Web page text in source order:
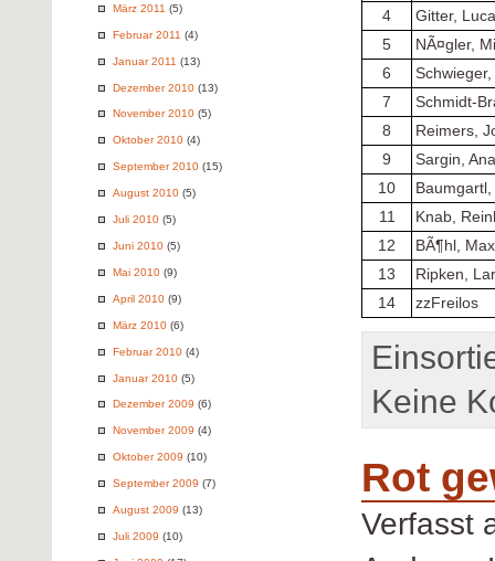
März 2011 (5)
Februar 2011 (4)
Januar 2011 (13)
Dezember 2010 (13)
November 2010 (5)
Oktober 2010 (4)
September 2010 (15)
August 2010 (5)
Juli 2010 (5)
Juni 2010 (5)
Mai 2010 (9)
April 2010 (9)
März 2010 (6)
Februar 2010 (4)
Januar 2010 (5)
Dezember 2009 (6)
November 2009 (4)
Oktober 2009 (10)
September 2009 (7)
August 2009 (13)
Juli 2009 (10)
4
Gitter,
5
NÃ¤gler,
6
7
Schmidt-
8
Reimers,
9
Sargin,
10
11
Knab,
12
BÃ¶hl, Max
13
Ripken,
14
zzFreilos
Keine
Rot
Verfasst